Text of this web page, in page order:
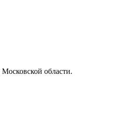
области.